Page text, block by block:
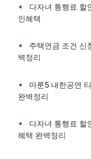
다자녀 통행료 할
인혜택
주택연금 조건 신
벽정리
마룬5 내한공연
완벽정리
다자녀 통행료 할
혜택 완벽정리